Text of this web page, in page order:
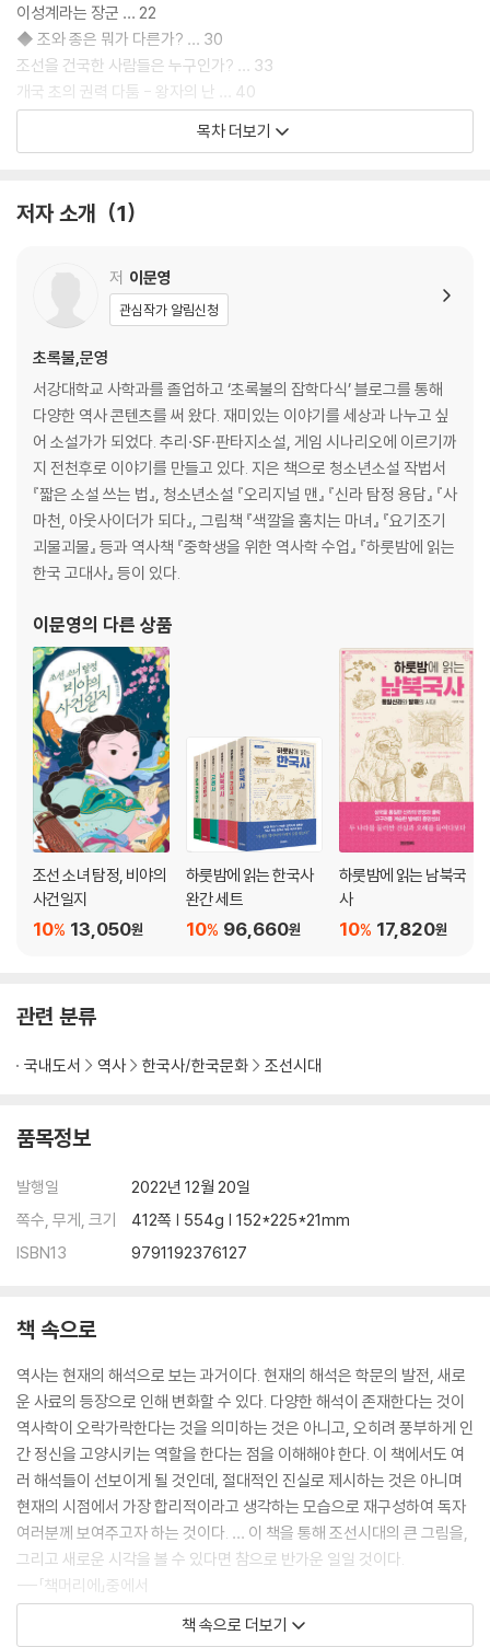
이성계라는 장군 … 22
◆ 조와 종은 뭐가 다른가? … 30
조선을 건국한 사람들은 누구인가? … 33
개국 초의 권력 다툼 - 왕자의 난 … 40
◆ 고려 왕족 왕씨들의 운명과 점쟁이 … 46
조선 최초의 반란, 조사의의 난 … 49
음란한 여인의 이름을 기록한 자녀안 … 66
제2장 평화의 시대
성군의 시대 - 세종 … 80
조선 왕실이 위기를 넘기는 법 - 계유정난 … 90
◆ 사육신의 난 뒤에 남은 슬픈 이야기 … 95
조선은 공신들의 나라였을까? … 99
◆ 세조, 하늘에 제사를 지내다 … 105
이시애의 난과 남이 장군 … 108
◆ 목은 잘릴 수 있으나 붓은 잘릴 수 없다 … 116
성종, 나라의 틀을 완성하다 … 120
폐비 윤씨의 진실은 무엇일까? … 126
연산군의 애첩, 장녹수 … 138
◆ 백정의 딸을 아내로 맞은 양반 … 144
중종반정 … 149
기묘한 기묘사화 … 154
◆ 이 모든 게 자라 탓? … 159
심사손 살해 사건 … 163
조선판 마르탱 게르의 귀환 - 유유 실종 사건 … 170
외척의 등장 … 179
천인에서 정1품 정경부인까지 … 184
◆ 장애인 부인을 얻은 스승과 제자 … 189
제3장 전란의 시대
이순신은 어떻게 발탁되었는가? … 205
임진왜란의 전개 … 217
기적과 같았던 명량해전 … 240
광해군의 시대 … 254
인조반정과 이괄의 난 … 262
정묘호란과 병자호란 … 267
효종과 흑룡강 원정 … 296
제4장 성리학의 나라
예송 논쟁 … 306
숙종과 환국 정치 … 311
내시의 처 … 318
영조의 탕평 정치 … 323
◆ 어린 왕비의 지혜 … 328
정조와 어찰 정치 … 332
◆ 억울함을 호소하라 … 340
제5장 왕조의 황혼
목차 더보기
저자 소개 1
저 이문영
관심작가 알림신청
초록불,문영
서강대학교 사학과를 졸업하고 ‘초록불의 잡학다식’ 블로그를 통해
다양한 역사 콘텐츠를 써 왔다. 재미있는 이야기를 세상과 나누고 싶
어 소설가가 되었다. 추리·SF·판타지소설, 게임 시나리오에 이르기까
지 전천후로 이야기를 만들고 있다. 지은 책으로 청소년소설 작법서
『짧은 소설 쓰는 법』, 청소년소설 『오리지널 맨』 『신라 탐정 용담』 『사
마천, 아웃사이더가 되다』, 그림책 『색깔을 훔치는 마녀』 『요기조기
괴물괴물』 등과 역사책 『중학생을 위한 역사학 수업』 『하룻밤에 읽는
한국 고대사』 등이 있다.
이문영의 다른 상품
조선 소녀 탐정, 비야의
사건일지
13,050원
10%
하룻밤에 읽는 한국사
완간 세트
96,660원
10%
하룻밤에 읽는 남북국
사
17,820원
10%
관련 분류
국내도서 역사 한국사/한국문화 조선시대
품목정보
발행일
2022년 12월 20일
쪽수, 무게, 크기
412쪽 | 554g | 152*225*21mm
ISBN13
9791192376127
책 속으로
역사는 현재의 해석으로 보는 과거이다. 현재의 해석은 학문의 발전, 새로
운 사료의 등장으로 인해 변화할 수 있다. 다양한 해석이 존재한다는 것이
역사학이 오락가락한다는 것을 의미하는 것은 아니고, 오히려 풍부하게 인
간 정신을 고양시키는 역할을 한다는 점을 이해해야 한다. 이 책에서도 여
러 해석들이 선보이게 될 것인데, 절대적인 진실로 제시하는 것은 아니며
현재의 시점에서 가장 합리적이라고 생각하는 모습으로 재구성하여 독자
여러분께 보여주고자 하는 것이다. … 이 책을 통해 조선시대의 큰 그림을,
그리고 새로운 시각을 볼 수 있다면 참으로 반가운 일일 것이다.
---「책머리에」중에서
새 정치 세력은 영웅을 통해 새 왕조를 만들었지만, 그 영웅이 없이도 지속
책 속으로 더보기